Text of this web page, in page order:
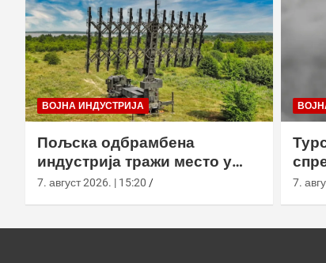
ВОЈНА ИНДУСТРИЈА
Пољска одбрамбена
индустрија тражи место у
европском противракетном
7. август 2026. | 15:20 7.